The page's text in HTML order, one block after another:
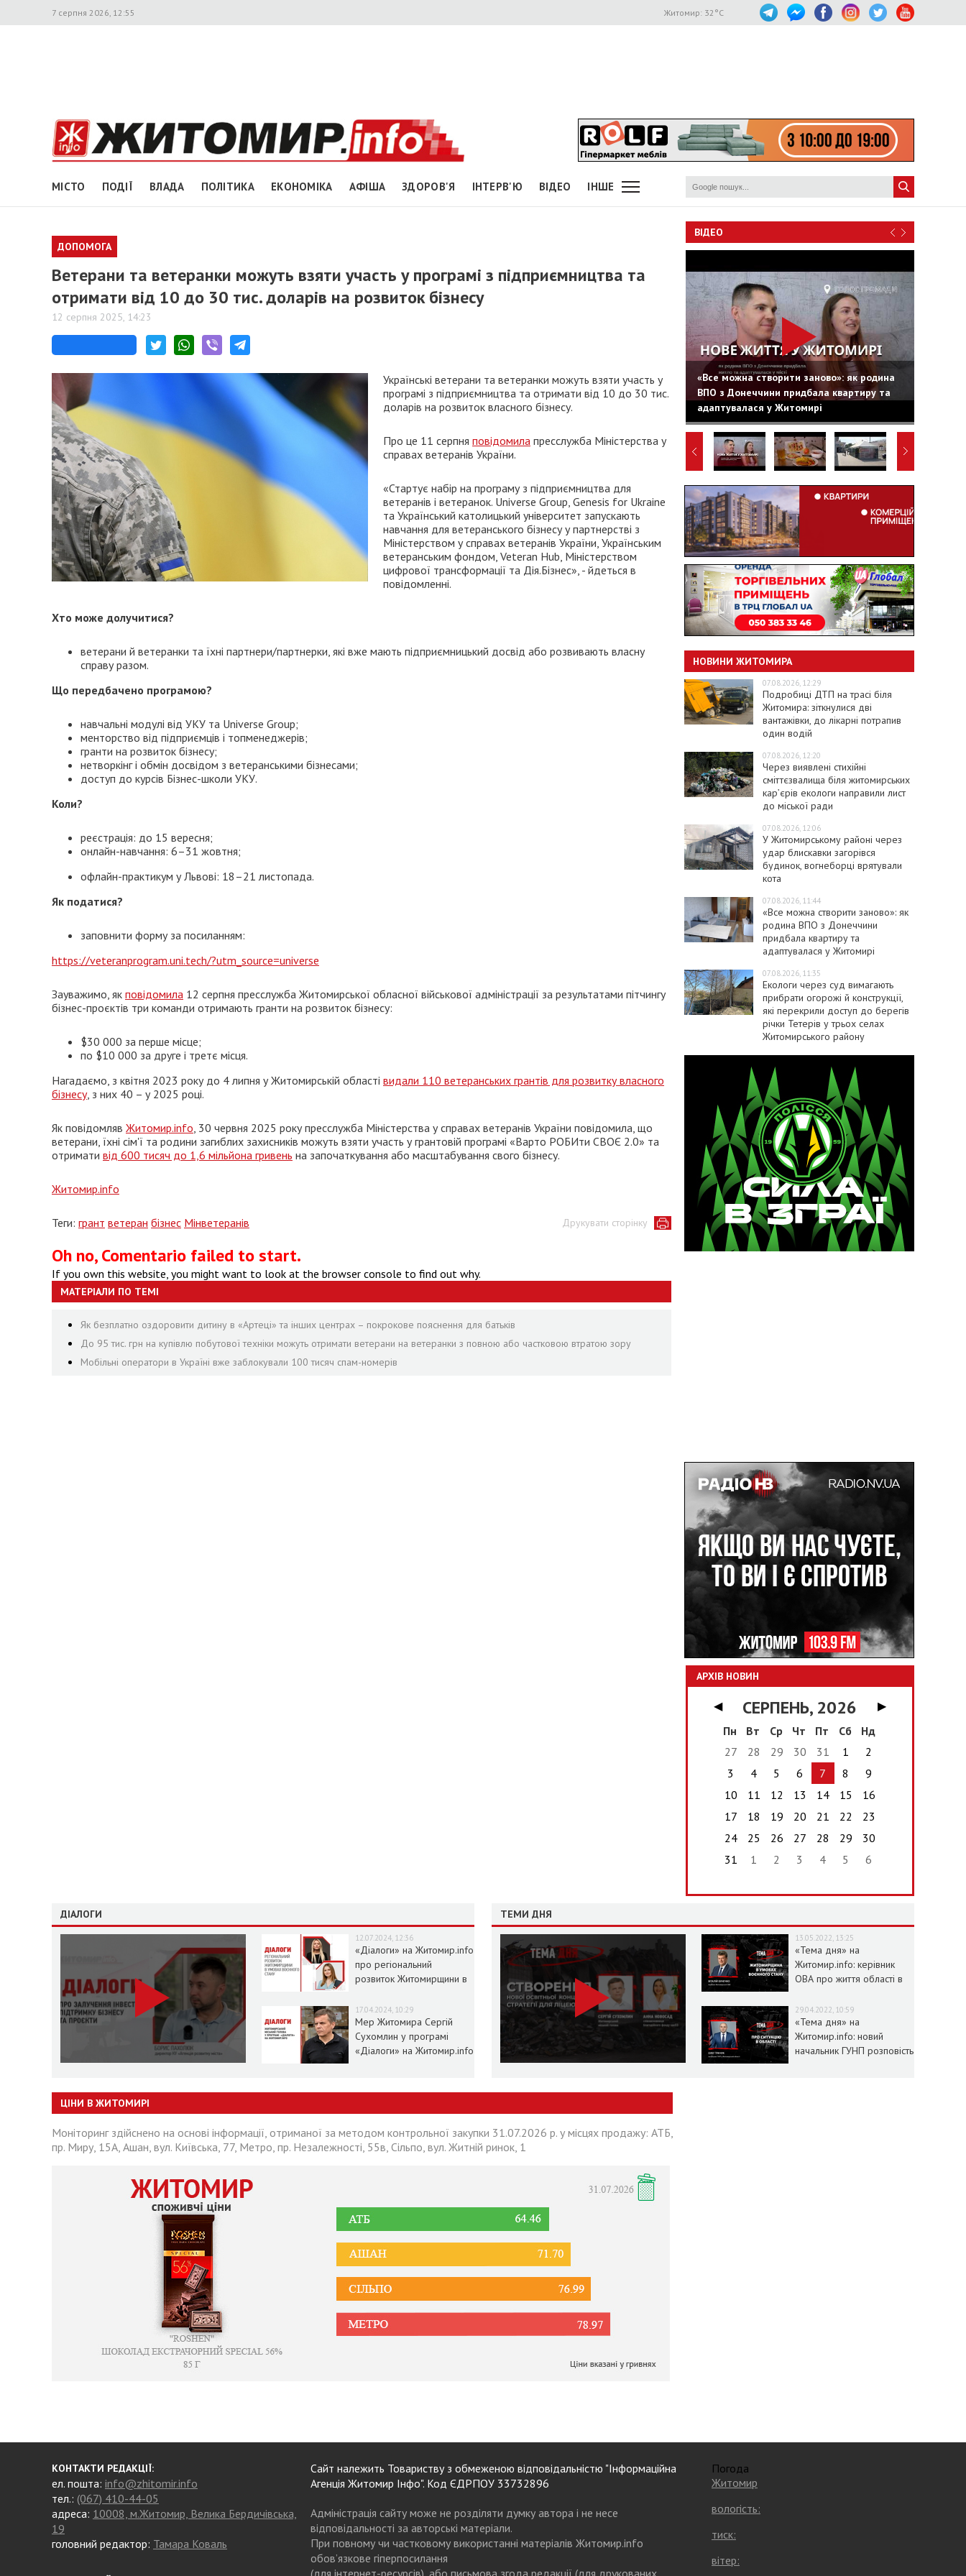
7 серпня 2026, 12:55 Житомир: 32 °C
МІСТО ПОДІЇ ВЛАДА ПОЛІТИКА ЕКОНОМІКА АФІША ЗДОРОВ'Я ІНТЕРВ'Ю ВІДЕО ІНШЕ
ДОПОМОГА
Ветерани та ветеранки можуть взяти участь у програмі з підприємництва та
отримати від 10 до 30 тис. доларів на розвиток бізнесу
12 серпня 2025, 14:23
Українські ветерани та ветеранки можуть взяти участь у
програмі з підприємництва та отримати від 10 до 30 тис.
доларів на розвиток власного бізнесу.
Про це 11 серпня повідомила пресслужба Міністерства у
справах ветеранів України.
«Стартує набір на програму з підприємництва для
ветеранів і ветеранок. Universe Group, Genesis for Ukraine
та Український католицький університет запускають
навчання для ветеранського бізнесу у партнерстві з
Міністерством у справах ветеранів України, Українським
ветеранським фондом, Veteran Hub, Міністерством
цифрової трансформації та Дія.Бізнес», - йдеться в
повідомленні.
Хто може долучитися?
ветерани й ветеранки та їхні партнери/партнерки, які вже мають підприємницький досвід або розвивають власну
справу разом.
Що передбачено програмою?
навчальні модулі від УКУ та Universe Group;
менторство від підприємців і топменеджерів;
гранти на розвиток бізнесу;
нетворкінг і обмін досвідом з ветеранськими бізнесами;
доступ до курсів Бізнес-школи УКУ.
Коли?
реєстрація: до 15 вересня;
онлайн-навчання: 6–31 жовтня;
офлайн-практикум у Львові: 18–21 листопада.
Як податися?
заповнити форму за посиланням:
https://veteranprogram.uni.tech/?utm_source=universe
Зауважимо, як повідомила 12 серпня пресслужба Житомирської обласної військової адміністрації за результатами пітчингу
бізнес-проєктів три команди отримають гранти на розвиток бізнесу:
$30 000 за перше місце;
по $10 000 за друге і третє місця.
Нагадаємо, з квітня 2023 року до 4 липня у Житомирській області видали 110 ветеранських грантів для розвитку власного
бізнесу, з них 40 – у 2025 році.
Як повідомляв Житомир.info, 30 червня 2025 року пресслужба Міністерства у справах ветеранів України повідомила, що
ветерани, їхні сім'ї та родини загиблих захисників можуть взяти участь у грантовій програмі «Варто РОБИти СВОЄ 2.0» та
отримати від 600 тисяч до 1,6 мільйона гривень на започаткування або масштабування свого бізнесу.
Житомир.info
Друкувати сторінку
Теги: грант ветеран бізнес Мінветеранів
Oh no, Comentario failed to start.
If you own this website, you might want to look at the browser console to find out why.
МАТЕРІАЛИ ПО ТЕМІ
Як безплатно оздоровити дитину в «Артеці» та інших центрах – покрокове пояснення для батьків
До 95 тис. грн на купівлю побутової техніки можуть отримати ветерани на ветеранки з повною або частковою втратою зору
Мобільні оператори в Україні вже заблокували 100 тисяч спам-номерів
ВІДЕО
«Все можна створити заново»: як родина
ВПО з Донеччини придбала квартиру та
адаптувалася у Житомирі
НОВИНИ ЖИТОМИРА
07.08.2026, 12:29
Подробиці ДТП на трасі біля
Житомира: зіткнулися дві
вантажівки, до лікарні потрапив
один водій
07.08.2026, 12:20
Через виявлені стихійні
сміттєзвалища біля житомирських
кар’єрів екологи направили лист
до міської ради
07.08.2026, 12:06
У Житомирському районі через
удар блискавки загорівся
будинок, вогнеборці врятували
кота
07.08.2026, 11:44
«Все можна створити заново»: як
родина ВПО з Донеччини
придбала квартиру та
адаптувалася у Житомирі
07.08.2026, 11:35
Екологи через суд вимагають
прибрати огорожі й конструкції,
які перекрили доступ до берегів
річки Тетерів у трьох селах
Житомирського району
АРХІВ НОВИН
◀ СЕРПЕНЬ, 2026
▶
Пн
Вт Ср Чт Пт Сб
Нд
27
28 29 30 31 1
2
3
4 5 6 7 8
9
10
11 12 13 14 15
16
17
18 19 20 21 22
23
24
25 26 27 28 29
30
31
1 2 3 4 5 6
ДІАЛОГИ
12.07.2024, 12:36
«Діалоги» на Житомир.info
про регіональний
розвиток Житомирщини в
17.04.2024, 10:29
Мер Житомира Сергій
Сухомлин у програмі
«Діалоги» на Житомир.info
ТЕМИ ДНЯ
13.05.2022, 13:25
«Тема дня» на
Житомир.info: керівник
ОВА про життя області в
29.04.2022, 10:59
«Тема дня» на
Житомир.info: новий
начальник ГУНП розповість
ЦІНИ В ЖИТОМИРІ
Моніторинг здійснено на основі інформації, отриманої за методом контрольної закупки 31.07.2026 р. у місцях продажу: АТБ,
пр. Миру, 15А, Ашан, вул. Київська, 77, Метро, пр. Незалежності, 55в, Сільпо, вул. Житній ринок, 1
КОНТАКТИ РЕДАКЦІЇ:
ел. пошта: info@zhitomir.info
тел.: (067) 410-44-05
адреса: 10008, м.Житомир, Велика Бердичівська,
19
головний редактор: Тамара Коваль
Сайт належить Товариству з обмеженою відповідальністю "Інформаційна
Агенція Житомир Інфо". Код ЄДРПОУ 33732896
Адміністрація сайту може не розділяти думку автора і не несе
відповідальності за авторські матеріали.
При повному чи частковому використанні матеріалів Житомир.info
обов’язкове гіперпосилання
(для інтернет-ресурсів), або письмова згода редакції (для друкованих
Погода
Житомир
вологість:
тиск:
вітер: